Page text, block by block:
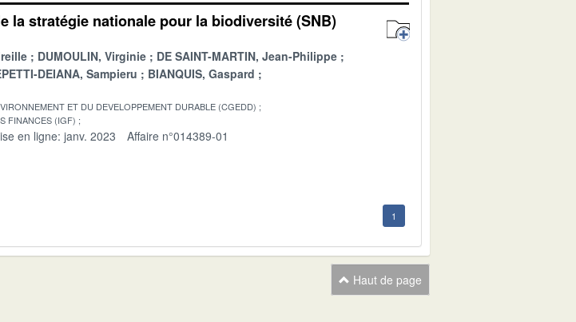
la stratégie nationale pour la biodiversité (SNB)
DUMOULIN, Virginie
DE SAINT-MARTIN, Jean-Philippe
DEIANA, Sampieru
BIANQUIS, Gaspard
ET DU DEVELOPPEMENT DURABLE (CGEDD)
FINANCES (IGF)
en ligne: janv. 2023 Affaire n°014389-01
1
Haut de page